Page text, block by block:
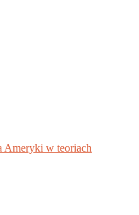
Ameryki w teoriach